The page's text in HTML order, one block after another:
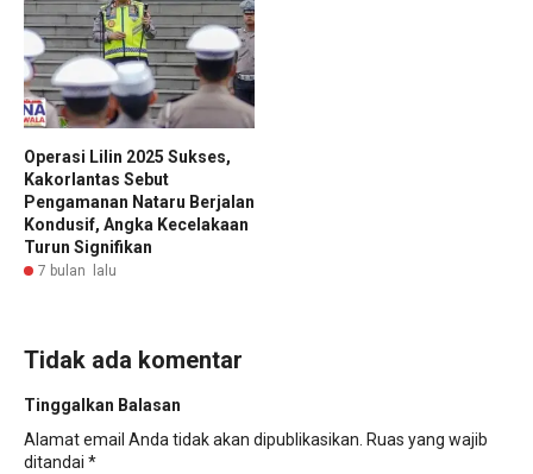
Operasi Lilin 2025 Sukses,
Kakorlantas Sebut
Pengamanan Nataru Berjalan
Kondusif, Angka Kecelakaan
Turun Signifikan
7 bulan lalu
Tidak ada komentar
Tinggalkan Balasan
Alamat email Anda tidak akan dipublikasikan. Ruas yang wajib
ditandai *